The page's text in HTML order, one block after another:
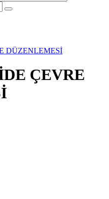
DÜZENLEMESİ
ÇEVRE